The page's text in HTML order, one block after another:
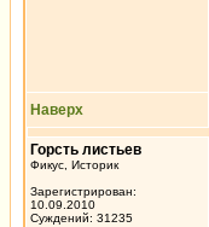
Наверх
Горсть листьев
Фикус, Историк
Зарегистрирован:
10.09.2010
Суждений: 31235